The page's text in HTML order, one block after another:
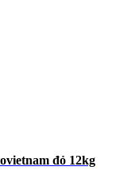
đỏ 12kg